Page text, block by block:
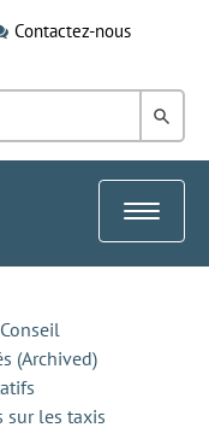
Contactez-nous
dans
Toggle
(Archived)
sur les taxis